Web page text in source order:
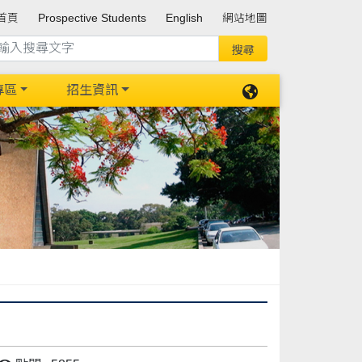
頁 Prospective Students English 網站地圖
區 招生資訊